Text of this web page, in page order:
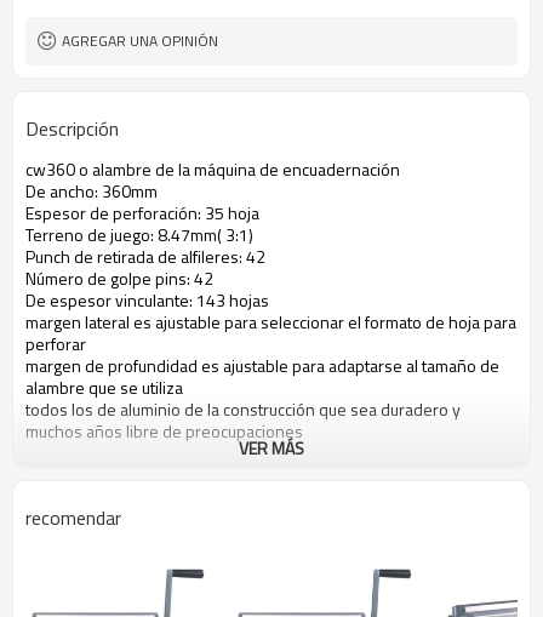
AGREGAR UNA OPINIÓN
Descripción
cw360 o alambre de la máquina de encuadernación
De ancho: 360mm
Espesor de perforación: 35 hoja
Terreno de juego: 8.47mm( 3:1)
Punch de retirada de alfileres: 42
Número de golpe pins: 42
De espesor vinculante: 143 hojas
margen lateral es ajustable para seleccionar el formato de hoja para
perforar
margen de profundidad es ajustable para adaptarse al tamaño de
alambre que se utiliza
todos los de aluminio de la construcción que sea duradero y
muchos años libre de preocupaciones
VER MÁS
recomendar